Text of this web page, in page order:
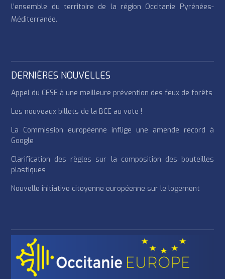
l’ensemble du territoire de la région Occitanie Pyrénées-
Méditerranée.
DERNIÈRES NOUVELLES
Appel du CESE à une meilleure prévention des feux de forêts
Les nouveaux billets de la BCE au vote !
La Commission européenne inflige une amende record à
Google
Clarification des règles sur la composition des bouteilles
plastiques
Nouvelle initiative citoyenne européenne sur le logement